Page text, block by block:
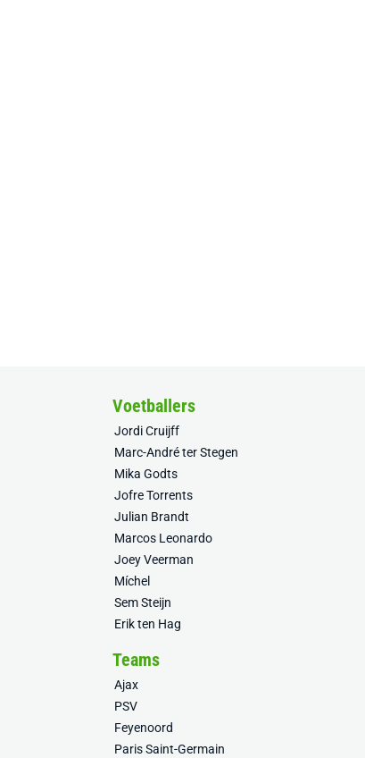
Voetballers
Jordi Cruijff
Marc-André ter Stegen
Mika Godts
Jofre Torrents
Julian Brandt
Marcos Leonardo
Joey Veerman
Míchel
Sem Steijn
Erik ten Hag
Teams
Ajax
PSV
Feyenoord
Paris Saint-Germain